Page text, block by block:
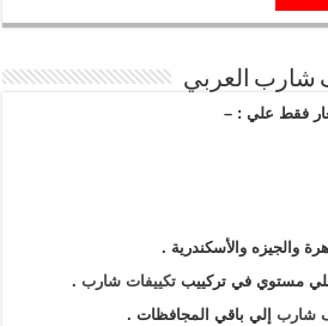
شارب العربي
فقط علي : –
والجيزه والأسكندرية .
مستوي في تركييبتكييفات شارب .
شارب إلي باقي المجافظات .